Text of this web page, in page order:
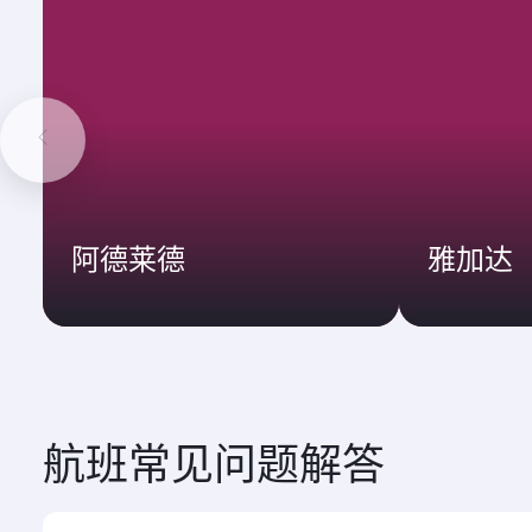
阿德莱德 雅加达
航班常见问题解答